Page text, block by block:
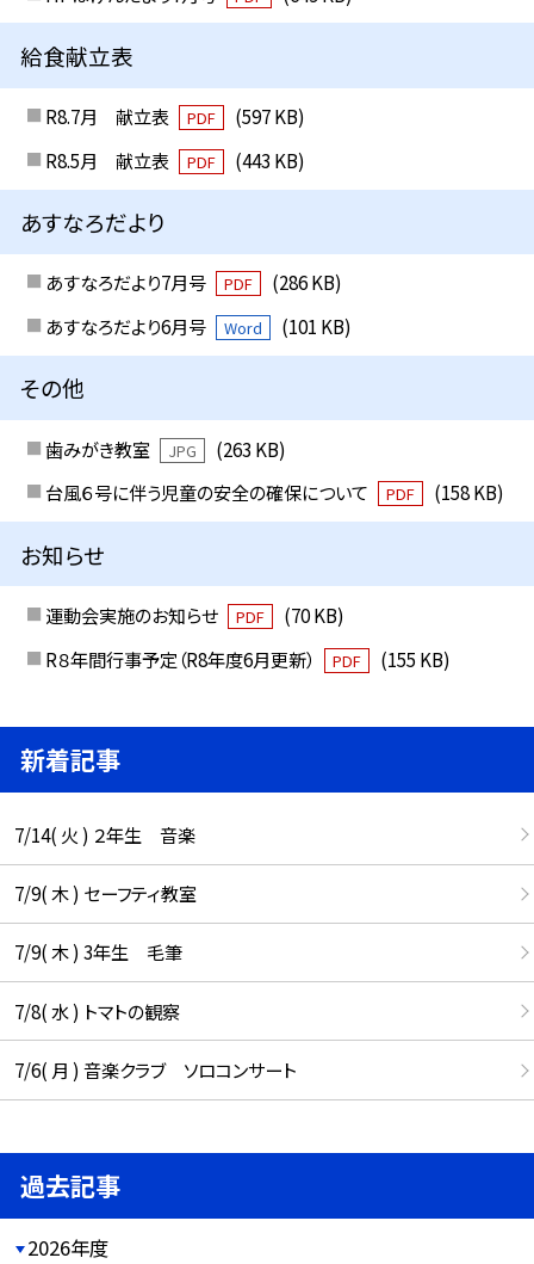
給食献立表
R8.7月 献立表 PDF
(597 KB)
R8.5月 献立表
PDF (443 KB)
あすなろだより
あすなろだより7月号 PDF
(286 KB)
あすなろだより6月号
Word (101 KB)
その他
歯みがき教室 JPG
(263 KB)
台風６号に伴う児童の安全の確保について
PDF (158 KB)
お知らせ
運動会実施のお知らせ PDF
(70 KB)
R８年間行事予定（R8年度6月更新）
PDF (155 KB)
新着記事
7/14( 火 ) ２年生 音楽
7/9( 木 ) セーフティ教室
7/9( 木 ) 3年生 毛筆
7/8( 水 ) トマトの観察
7/6( 月 ) 音楽クラブ ソロコンサート
過去記事
2026年度